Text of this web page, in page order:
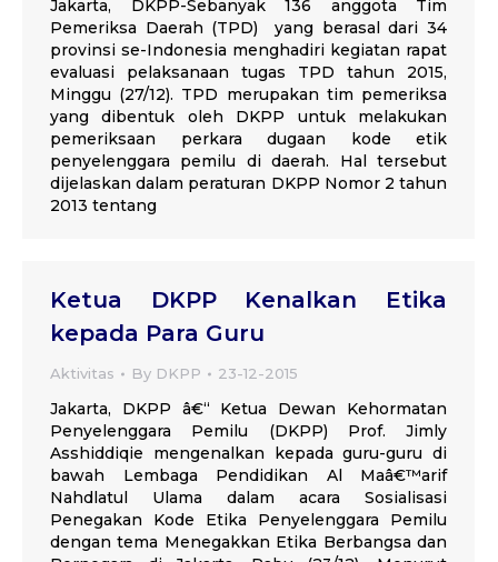
Jakarta, DKPP-Sebanyak 136 anggota Tim
Pemeriksa Daerah (TPD) yang berasal dari 34
provinsi se-Indonesia menghadiri kegiatan rapat
evaluasi pelaksanaan tugas TPD tahun 2015,
Minggu (27/12). TPD merupakan tim pemeriksa
yang dibentuk oleh DKPP untuk melakukan
pemeriksaan perkara dugaan kode etik
penyelenggara pemilu di daerah. Hal tersebut
dijelaskan dalam peraturan DKPP Nomor 2 tahun
2013 tentang
Ketua DKPP Kenalkan Etika
kepada Para Guru
Aktivitas By DKPP 23-12-2015
Jakarta, DKPP â€“ Ketua Dewan Kehormatan
Penyelenggara Pemilu (DKPP) Prof. Jimly
Asshiddiqie mengenalkan kepada guru-guru di
bawah Lembaga Pendidikan Al Maâ€™arif
Nahdlatul Ulama dalam acara Sosialisasi
Penegakan Kode Etika Penyelenggara Pemilu
dengan tema Menegakkan Etika Berbangsa dan